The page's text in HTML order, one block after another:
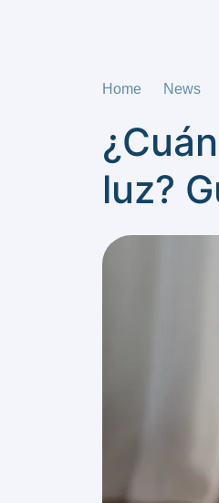
Home News
luz?